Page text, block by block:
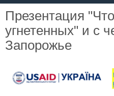
Презентация
угнетенных" и с
Запорожье